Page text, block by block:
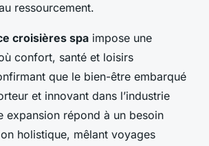
ressourcement.
croisières spa impose une
confort, santé et loisirs
que le bien-être embarqué
et innovant dans l’industrie
expansion répond à un besoin
holistique, mêlant voyages